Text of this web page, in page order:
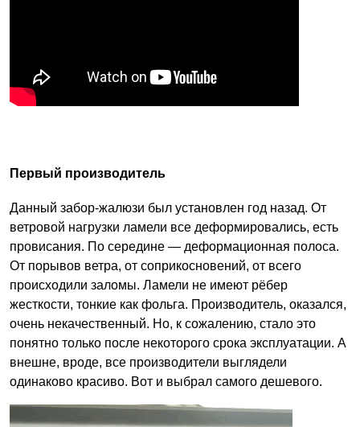
Первый производитель
Данный забор-жалюзи был установлен год назад. От
ветровой нагрузки ламели все деформировались, есть
провисания. По середине — деформационная полоса.
От порывов ветра, от соприкосновений, от всего
происходили заломы. Ламели не имеют рёбер
жесткости, тонкие как фольга. Производитель, оказался,
очень некачественный. Но, к сожалению, стало это
понятно только после некоторого срока эксплуатации. А
внешне, вроде, все производители выглядели
одинаково красиво. Вот и выбрал самого дешевого.